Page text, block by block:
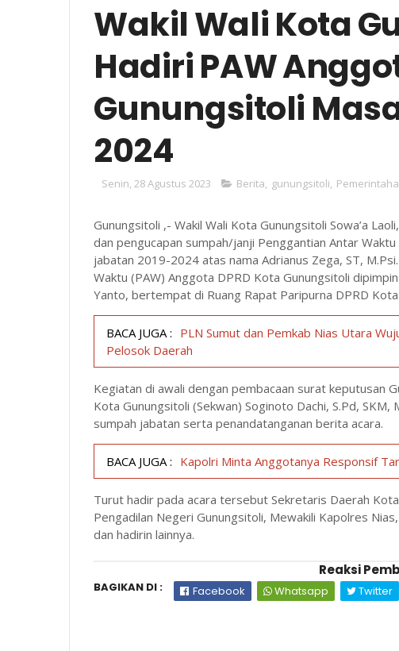
Wakil Wali Kota
Hadiri PAW
Gunungsitoli
2024
Senin, 28 Agustus 2023 Berita gunungsitoli
Gunungsitoli ,- Wakil Wali Kota Gunungsitoli Sowa’a
dan pengucapan sumpah/janji Penggantian Antar
jabatan 2019-2024 atas nama Adrianus Zega, ST,
Waktu (PAW) Anggota DPRD Kota Gunungsitoli
Yanto, bertempat di Ruang Rapat Paripurna DPRD
BACA JUGA : PLN Sumut dan Pemkab Nias Utara
Pelosok Daerah
Kegiatan di awali dengan pembacaan surat keputusan
Kota Gunungsitoli (Sekwan) Soginoto Dachi, S.Pd,
sumpah jabatan serta penandatanganan berita acara.
BACA JUGA : Kapolri Minta Anggotanya Responsif
Turut hadir pada acara tersebut Sekretaris Daerah
Pengadilan Negeri Gunungsitoli, Mewakili Kapolres
dan hadirin lainnya.
Reaksi
BAGIKAN DI : Facebook Whatsapp Twitter